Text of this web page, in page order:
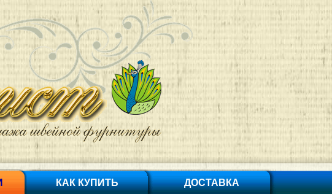
КАК КУПИТЬ ДОСТАВКА